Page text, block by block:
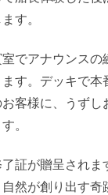
す。
でアナウンスの
す。デッキで本
客様に、うずし
。
証が贈呈されま
然が創り出す奇